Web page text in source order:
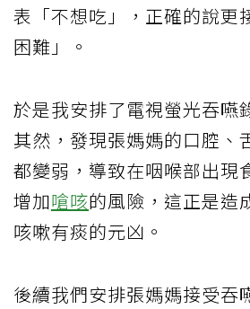
表「不想吃」，正確的說更
困難」。
於是我安排了電視螢光吞嚥
其然，發現張媽媽的口腔、
都變弱，導致在咽喉部出現
增加嗆咳的風險，這正是造
咳嗽有痰的元凶。
後續我們安排張媽媽接受吞